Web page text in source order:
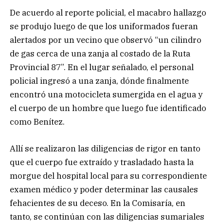
De acuerdo al reporte policial, el macabro hallazgo
se produjo luego de que los uniformados fueran
alertados por un vecino que observó “un cilindro
de gas cerca de una zanja al costado de la Ruta
Provincial 87”. En el lugar señalado, el personal
policial ingresó a una zanja, dónde finalmente
encontró una motocicleta sumergida en el agua y
el cuerpo de un hombre que luego fue identificado
como Benítez.
Allí se realizaron las diligencias de rigor en tanto
que el cuerpo fue extraído y trasladado hasta la
morgue del hospital local para su correspondiente
examen médico y poder determinar las causales
fehacientes de su deceso. En la Comisaría, en
tanto, se continúan con las diligencias sumariales